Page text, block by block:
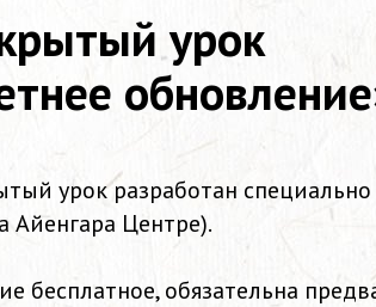
урок
урок разработан
Айенгара Центре).
бесплатное, обязательна